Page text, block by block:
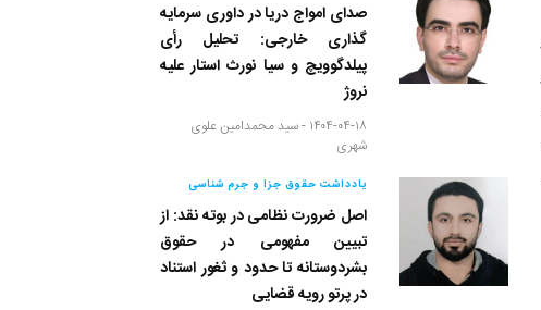
صدای امواج دریا در داوری سرمایه
گذاری خارجی: تحلیل رأی
پیلدگوویچ و سیا نورث استار علیه
نروژ
۱۴۰۴-۰۴-۱۸ - سید محمدامین علوی
شهری
یادداشت حقوق جزا و جرم شناسی
اصل ضرورت نظامی در بوته نقد: از
تبیین مفهومی در حقوق
بشردوستانه تا حدود و ثغور استناد
در پرتو رویه قضایی